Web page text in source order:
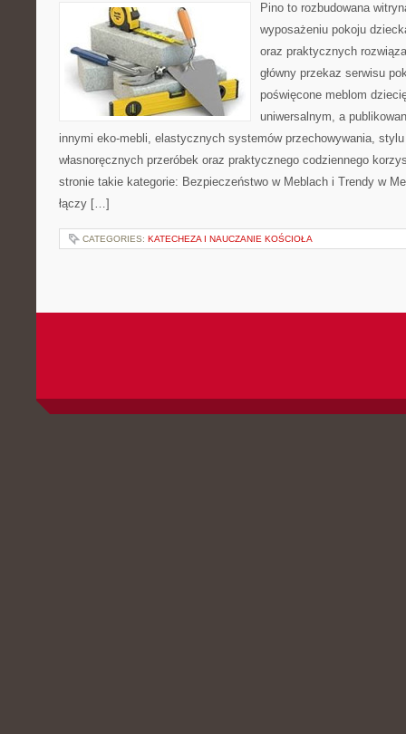
Pino to rozbudowana
wyposażeniu pokoju
oraz praktycznych
główny przekaz serwisu
poświęcone meblom
uniwersalnym, a
innymi eko-mebli, elastycznych systemów przechowywania,
własnoręcznych przeróbek oraz praktycznego codziennego
stronie takie kategorie: Bezpieczeństwo w Meblach i Trendy w
łączy […]
CATEGORIES: KATECHEZA I NAUCZANIE KOŚCIOŁA